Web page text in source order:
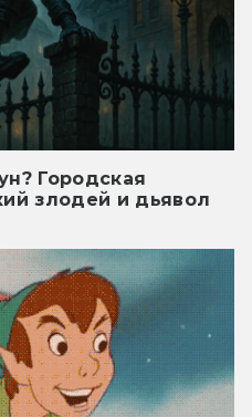
Городская
злодей и дьявол